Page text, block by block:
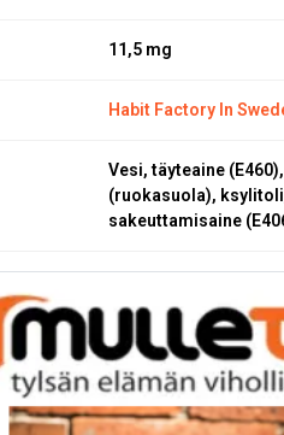
11,5 mg
Habit Factory In
Vesi, täyteaine
(ruokasuola),
sakeuttamisaine